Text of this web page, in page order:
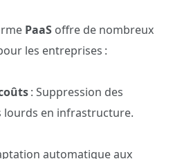
PaaS offre de nombreux
les entreprises :
: Suppression des
lourds en infrastructure.
automatique aux